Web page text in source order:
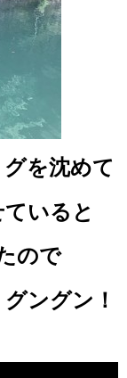
を沈めて
いると
ので
ングン！